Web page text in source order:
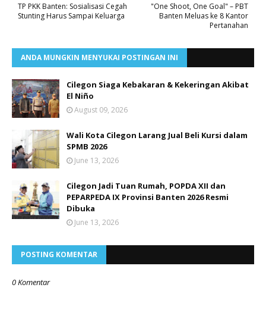
"One Shoot, One Goal" – PBT
Banten Meluas ke 8 Kantor
Pertanahan
TP PKK Banten: Sosialisasi Cegah
Stunting Harus Sampai Keluarga
ANDA MUNGKIN MENYUKAI POSTINGAN INI
Cilegon Siaga Kebakaran & Kekeringan Akibat
El Niño
August 09, 2026
Wali Kota Cilegon Larang Jual Beli Kursi dalam
SPMB 2026
June 13, 2026
Cilegon Jadi Tuan Rumah, POPDA XII dan
PEPARPEDA IX Provinsi Banten 2026 Resmi
Dibuka
June 13, 2026
POSTING KOMENTAR
0 Komentar